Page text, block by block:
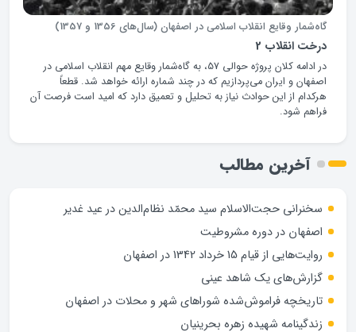
گاه‌شمار وقایع انقلاب اسلامی در اصفهان (سال‌های 1356 و 1357)
درخت انقلاب 2
در ادامه کلان پروژه حوالی 57، به گاه‌شمار وقایع مهم انقلاب اسلامی در
اصفهان و ایران می‌پردازیم که در چند شماره ارائه خواهد شد. قطعاً
هرکدام از این حوادث نیاز به تحلیل و تعمیق دارد که امید است فرصت آن
فراهم شود.
آخرین مطالب
سخنرانی حجت‌الاسلام سید محمّد نظام‌الدین در عید غدیر
اصفهان در دوره مشروطیت
روایت‌هایی از قیام 15 خرداد 1342 در اصفهان
گزارش‌های یک شاهد عینی
تاریخچه فراموش‌شده شوراهای شهر و محلات در اصفهان
زندگینامه شهيده زهره بحرينيان